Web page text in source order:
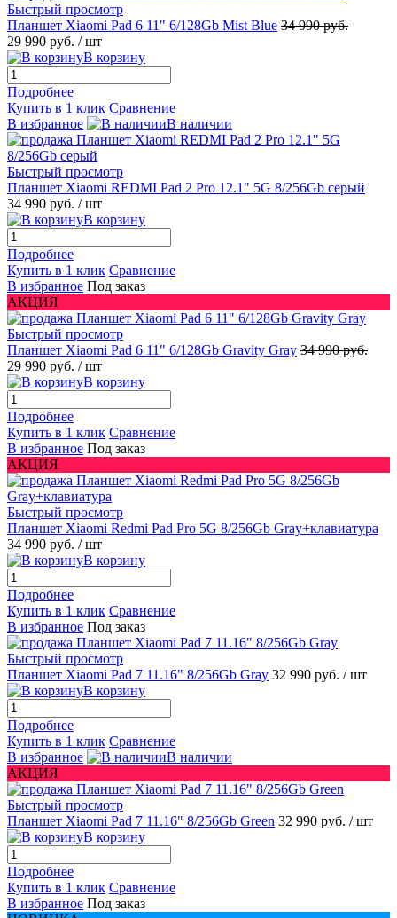
Быстрый просмотр
Планшет Xiaomi Pad 6 11" 6/128Gb Mist Blue 34 990 руб.
29 990 руб. / шт
В корзину
Подробнее
Купить в 1 клик Сравнение
В избранное
В наличии
Быстрый просмотр
Планшет Xiaomi REDMI Pad 2 Pro 12.1" 5G 8/256Gb серый
34 990 руб. / шт
В корзину
Подробнее
Купить в 1 клик Сравнение
В избранное Под заказ
АКЦИЯ
Быстрый просмотр
Планшет Xiaomi Pad 6 11" 6/128Gb Gravity Gray 34 990 руб.
29 990 руб. / шт
В корзину
Подробнее
Купить в 1 клик Сравнение
В избранное Под заказ
АКЦИЯ
Быстрый просмотр
Планшет Xiaomi Redmi Pad Pro 5G 8/256Gb Gray+клавиатура
34 990 руб. / шт
В корзину
Подробнее
Купить в 1 клик Сравнение
В избранное Под заказ
Быстрый просмотр
Планшет Xiaomi Pad 7 11.16" 8/256Gb Gray 32 990 руб. / шт
В корзину
Подробнее
Купить в 1 клик Сравнение
В избранное
В наличии
АКЦИЯ
Быстрый просмотр
Планшет Xiaomi Pad 7 11.16" 8/256Gb Green 32 990 руб. / шт
В корзину
Подробнее
Купить в 1 клик Сравнение
В избранное Под заказ